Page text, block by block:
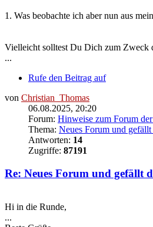
1. Was beobachte ich aber nun aus
Vielleicht solltest Du Dich zum Zweck
...
Rufe den Beitrag auf
von Christian_Thomas
06.08.2025, 20:20
Forum: Hinweise zum Forum
Thema: Neues Forum und gefällt
Antworten: 14
Zugriffe: 87191
Re: Neues Forum und gefällt
Hi in die Runde,
...